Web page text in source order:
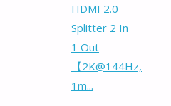
HDMI 2.0
Splitter 2 In
1 Out
【2K@144Hz,
1m...